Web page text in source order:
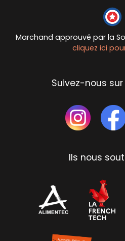
Marchand approuvé par la
cliquez ici
Suivez-nous
Ils nous